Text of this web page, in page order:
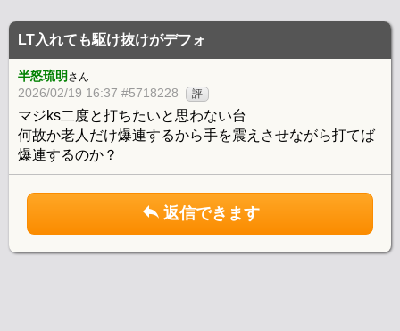
LT入れても駆け抜けがデフォ
半怒琉明 さん
2026/02/19 16:37 #5718228 評
マジks二度と打ちたいと思わない台
何故か老人だけ爆連するから手を震えさせながら打てば
爆連するのか？
返信できます